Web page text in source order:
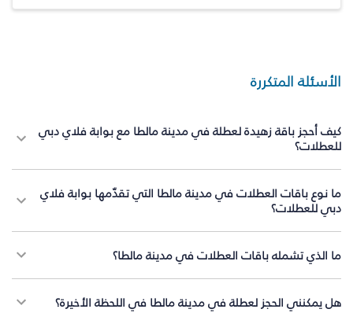
الأسئلة المتكررة
كيف أحجز باقة زهيدة لعطلة في مدينة مالطا مع بوابة فلاي دبي
للعطلات؟
ما نوع باقات العطلات في مدينة مالطا التي تقدّمها بوابة فلاي
دبي للعطلات؟
ما الذي تشمله باقات العطلات في مدينة مالطا؟
هل يمكنني الحجز لعطلة في مدينة مالطا في اللحظة الأخيرة؟